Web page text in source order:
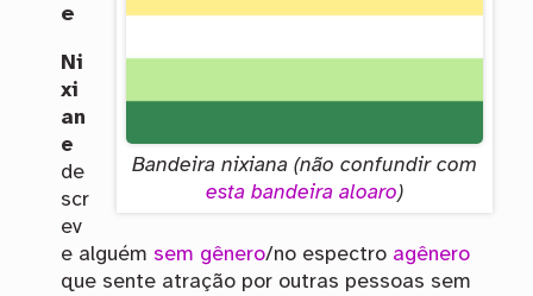
Bandeira nixiana (não confundir com
esta bandeira aloaro)
e
Ni
xi
an
e
de
scr
ev
e alguém sem gênero/no espectro agênero
que sente atração por outras pessoas sem